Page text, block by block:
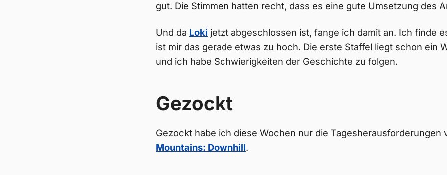
gut. Die Stimmen hatten recht, dass es eine gute Umsetzung des
Und da Loki jetzt abgeschlossen ist, fange ich damit an. Ich finde
ist mir das gerade etwas zu hoch. Die erste Staffel liegt schon ein
und ich habe Schwierigkeiten der Geschichte zu folgen.
Gezockt
Gezockt habe ich diese Wochen nur die Tagesherausforderungen
Mountains: Downhill.